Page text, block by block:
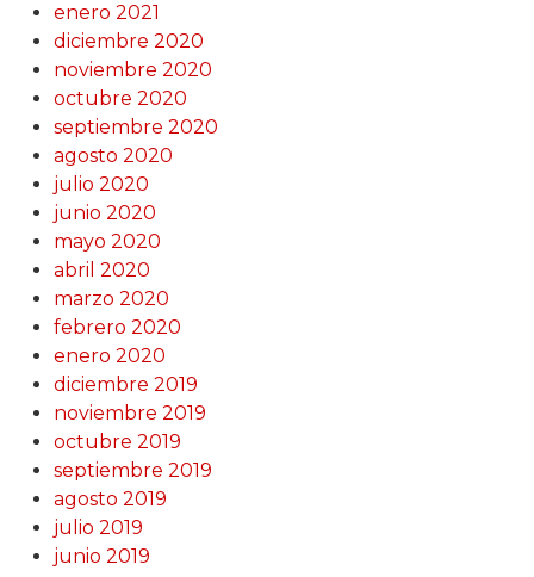
enero 2021
diciembre 2020
noviembre 2020
octubre 2020
septiembre 2020
agosto 2020
julio 2020
junio 2020
mayo 2020
abril 2020
marzo 2020
febrero 2020
enero 2020
diciembre 2019
noviembre 2019
octubre 2019
septiembre 2019
agosto 2019
julio 2019
junio 2019